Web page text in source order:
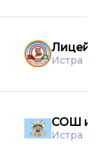
Лицей
Истра
СОШ
Истра